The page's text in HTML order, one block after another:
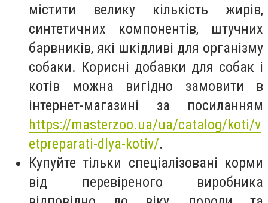
містити велику кількість жирів,
синтетичних компонентів, штучних
барвників, які шкідливі для організму
собаки. Корисні добавки для собак і
котів можна вигідно замовити в
інтернет-магазині за посиланням
https://masterzoo.ua/ua/catalog/koti/v
etpreparati-dlya-kotiv/.
Купуйте тільки спеціалізовані корми
від перевіреного виробника